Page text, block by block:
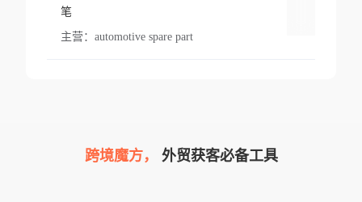
笔
主营： automotive spare part
跨境魔方， 外贸获客必备工具